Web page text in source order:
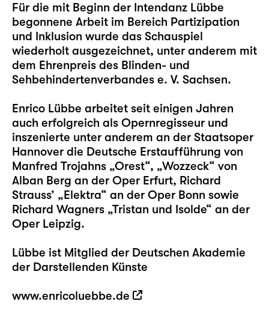
Für die mit Beginn der Intendanz Lübbe
begonnene Arbeit im Bereich Partizipation
und Inklusion wurde das Schauspiel
wiederholt ausgezeichnet, unter anderem mit
dem Ehrenpreis des Blinden- und
Sehbehindertenverbandes e. V. Sachsen.
Enrico Lübbe arbeitet seit einigen Jahren
auch erfolgreich als Opernregisseur und
inszenierte unter anderem an der Staatsoper
Hannover die Deutsche Erstaufführung von
Manfred Trojahns „Orest“, „Wozzeck“ von
Alban Berg an der Oper Erfurt, Richard
Strauss’ „Elektra“ an der Oper Bonn sowie
Richard Wagners „Tristan und Isolde“ an der
Oper Leipzig.
Lübbe ist Mitglied der Deutschen Akademie
der Darstellenden Künste
www.enricoluebbe.de